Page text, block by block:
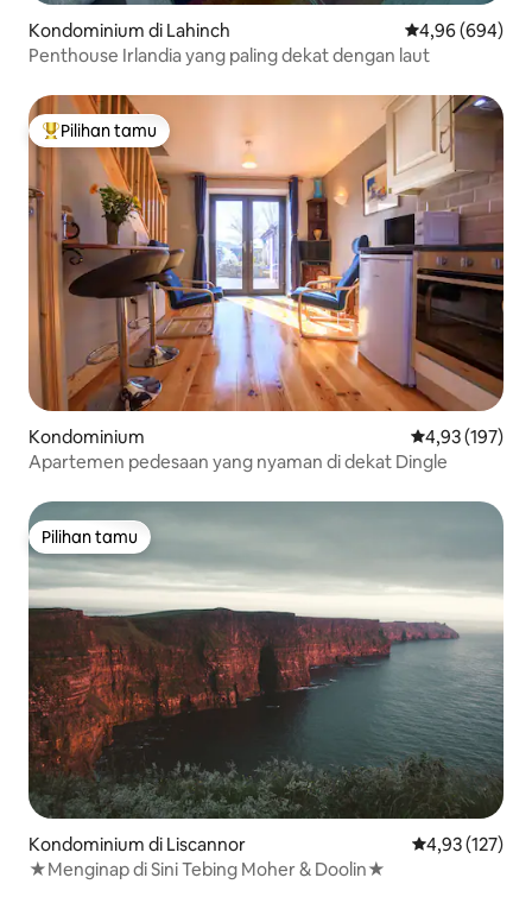
Kondominium di Lahinch Nilai rata-rata
4,96 (694)
Penthouse Irlandia yang paling dekat dengan laut
Pilihan tamu terpopuler
Pilihan tamu
Kondominium Nilai rata-rata
4,93 (197)
Apartemen pedesaan yang nyaman di dekat Dingle
Pilihan tamu
Pilihan tamu
Kondominium di Liscannor Nilai rata-rata
4,93 (127)
★Menginap di Sini Tebing Moher & Doolin★